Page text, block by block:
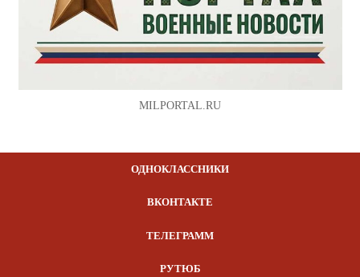
MILPORTAL.RU
ОДНОКЛАССНИКИ
ВКОНТАКТЕ
ТЕЛЕГРАММ
РУТЮБ